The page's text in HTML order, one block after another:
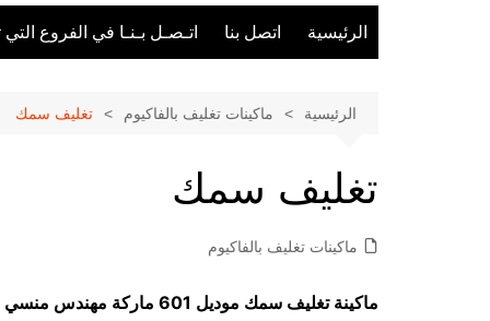
الرئيسية اتصل بنا اتـصـل بـنـا في الفروع
الرئيسية ماكينات تغليف بالفاكيوم تغليف سمك
تغليف سمك
ماكينات تغليف بالفاكيوم
ماكينة تغليف سمك موديل 601 ماركة مهندس منسي